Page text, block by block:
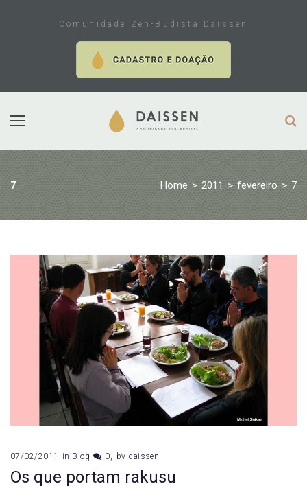
Comunidade Zen-Budista Daissen
7 Home > 2011 > fevereiro > 7
Dia:
fevereiro
2011
07/02/2011 in Blog 0 by daissen
Os que portam rakusu